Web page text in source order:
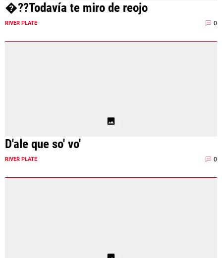
�??Todavía te miro de reojo
RIVER PLATE 0
D'ale que so' vo'
RIVER PLATE 0